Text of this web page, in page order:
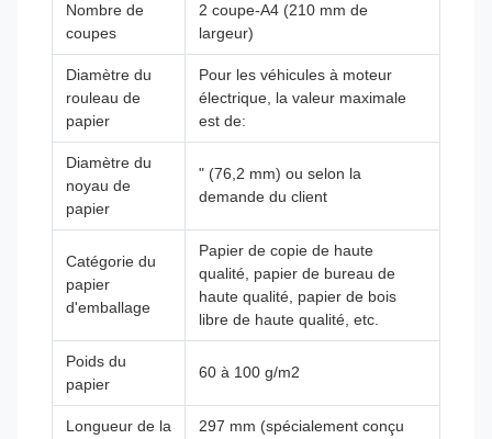
Nombre de
coupes
2 coupe-A4 (210 mm de
largeur)
Diamètre du
rouleau de
papier
Pour les véhicules à moteur
électrique, la valeur maximale
est de:
Diamètre du
noyau de
papier
" (76,2 mm) ou selon la
demande du client
Catégorie du
papier
d'emballage
Papier de copie de haute
qualité, papier de bureau de
haute qualité, papier de bois
libre de haute qualité, etc.
Poids du
papier
60 à 100 g/m2
Longueur de la
297 mm (spécialement conçu